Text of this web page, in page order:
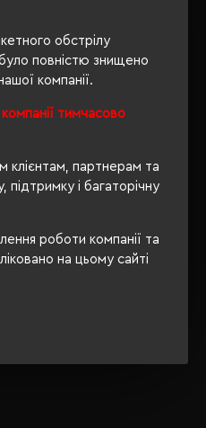
обстрілу
повністю знищено
компанії.
компанії тимчасово
клієнтам, партнерам та
підтримку і багаторічну
роботи компанії та
на цьому сайті
Кількість кольорів: 1
018W-DF(Stefania)
Тревел-кейс шкіряний Stefania